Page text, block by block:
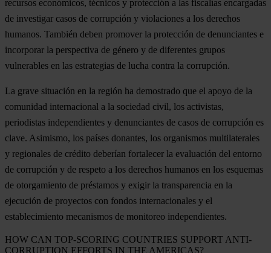
recursos económicos, técnicos y protección a las fiscalías encargadas
de investigar casos de corrupción y violaciones a los derechos
humanos. También deben promover la protección de denunciantes e
incorporar la perspectiva de género y de diferentes grupos
vulnerables en las estrategias de lucha contra la corrupción.
La grave situación en la región ha demostrado que el apoyo de la
comunidad internacional a la sociedad civil, los activistas,
periodistas independientes y denunciantes de casos de corrupción es
clave. Asimismo, los países donantes, los organismos multilaterales
y regionales de crédito deberían fortalecer la evaluación del entorno
de corrupción y de respeto a los derechos humanos en los esquemas
de otorgamiento de préstamos y exigir la transparencia en la
ejecución de proyectos con fondos internacionales y el
establecimiento mecanismos de monitoreo independientes.
HOW CAN TOP-SCORING COUNTRIES SUPPORT ANTI-
CORRUPTION EFFORTS IN THE AMERICAS?